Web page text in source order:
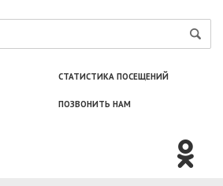
СТАТИСТИКА ПОСЕЩЕНИЙ
ПОЗВОНИТЬ НАМ